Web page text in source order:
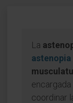
La
astenopia
coordinar